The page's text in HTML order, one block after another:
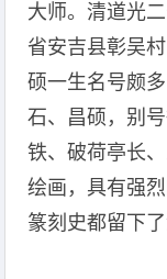
大师。清道光
省安吉县彰吴
硕一生名号颇
石、昌硕，别
铁、破荷亭长
绘画，具有强
篆刻史都留下